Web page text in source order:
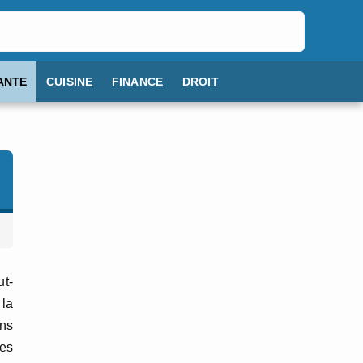
CUISINE FINANCE DROIT